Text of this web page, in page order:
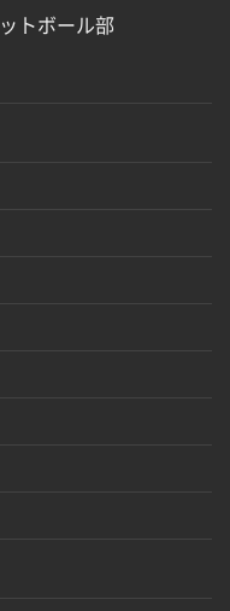
トボール部